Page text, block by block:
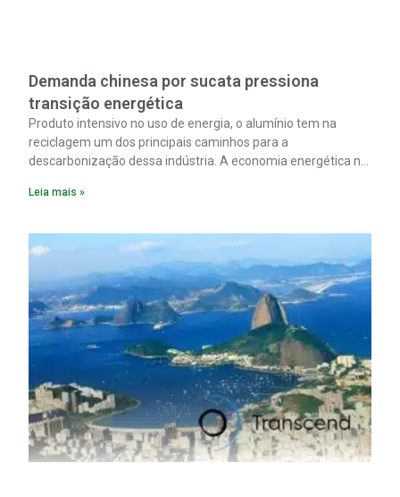
Demanda chinesa por sucata pressiona
transição energética
Produto intensivo no uso de energia, o alumínio tem na
reciclagem um dos principais caminhos para a
descarbonização dessa indústria. A economia energética na
material. A produção de um alumínio mais limpo, no entanto,
insumo, a sucata, devido, sobretudo, ao interesse chinês
pela matéria-prima.
Leia mais »